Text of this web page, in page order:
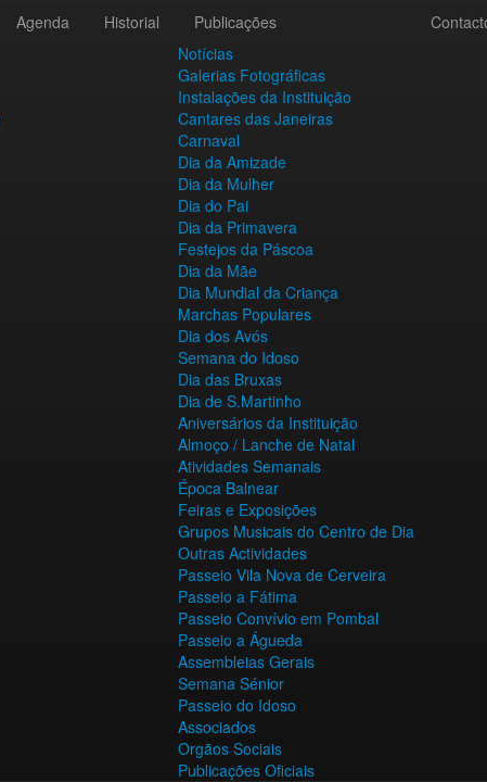
Agenda Historial
Publicações
Notícias
Galerias Fotográficas
Instalações da Instituição
Cantares das Janeiras
Carnaval
Dia da Amizade
Dia da Mulher
Dia do Pai
Dia da Primavera
Festejos da Páscoa
Dia da Mãe
Dia Mundial da Criança
Marchas Populares
Dia dos Avós
Semana do Idoso
Dia das Bruxas
Dia de S.Martinho
Aniversários da Instituição
Almoço / Lanche de Natal
Atividades Semanais
Época Balnear
Feiras e Exposições
Grupos Musicais do Centro de Dia
Outras Actividades
Passeio Vila Nova de Cerveira
Passeio a Fátima
Passeio Convívio em Pombal
Passeio a Águeda
Assembleias Gerais
Semana Sénior
Passeio do Idoso
Associados
Orgãos Sociais
Publicações Oficiais